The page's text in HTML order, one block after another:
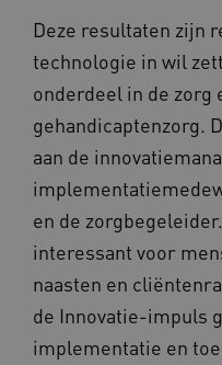
Deze resultaten zijn
technologie in wil
onderdeel in de zorg
gehandicaptenzorg.
aan de
en de
interessant voor
naasten en
de Innovatie-impuls
implementatie en
UMB_SESSION